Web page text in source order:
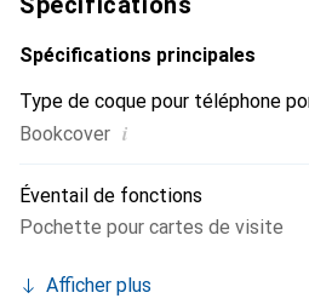
Spécifications principales
Type de coque pour téléphone
Bookcover i
Éventail de fonctions
Pochette pour cartes de visite
Afficher plus